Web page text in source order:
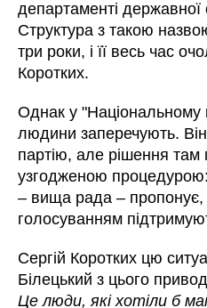
департаменті
Структура з такою
три роки, і її весь час
Коротких.
Однак у "Національному
людини заперечують.
партію, але рішення
узгодженою процедурою:
– вища рада – пропонує,
голосуванням
Сергій Коротких цю
Білецький з цього
Це люди, які хотіли б